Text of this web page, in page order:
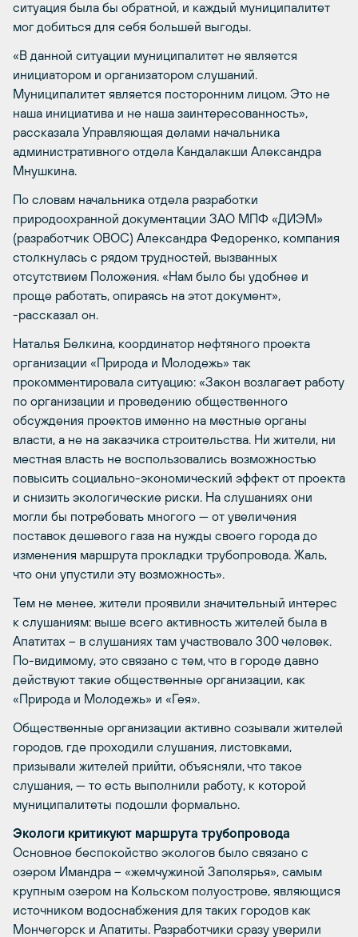
ситуация была бы обратной, и каждый муниципалитет
мог добиться для себя большей выгоды.
«В данной ситуации муниципалитет не является
инициатором и организатором слушаний.
Муниципалитет является посторонним лицом. Это не
наша инициатива и не наша заинтересованность»,
рассказала Управляющая делами начальника
административного отдела Кандалакши Александра
Мнушкина.
По словам начальника отдела разработки
природоохранной документации ЗАО МПФ «ДИЭМ»
(разработчик ОВОС) Александра Федоренко, компания
столкнулась с рядом трудностей, вызванных
отсутствием Положения. «Нам было бы удобнее и
проще работать, опираясь на этот документ»,
-рассказал он.
Наталья Белкина, координатор нефтяного проекта
организации «Природа и Молодежь» так
прокомментировала ситуацию: «Закон возлагает работу
по организации и проведению общественного
обсуждения проектов именно на местные органы
власти, а не на заказчика строительства. Ни жители, ни
местная власть не воспользовались возможностью
повысить социально-экономический эффект от проекта
и снизить экологические риски. На слушаниях они
могли бы потребовать многого — от увеличения
поставок дешевого газа на нужды своего города до
изменения маршрута прокладки трубопровода. Жаль,
что они упустили эту возможность».
Тем не менее, жители проявили значительный интерес
к слушаниям: выше всего активность жителей была в
Апатитах – в слушаниях там участвовало 300 человек.
По-видимому, это связано с тем, что в городе давно
действуют такие общественные организации, как
«Природа и Молодежь» и «Гея».
Общественные организации активно созывали жителей
городов, где проходили слушания, листовками,
призывали жителей прийти, объясняли, что такое
слушания, — то есть выполнили работу, к которой
муниципалитеты подошли формально.
Экологи критикуют маршрута трубопровода
Основное беспокойство экологов было связано с
озером Имандра – «жемчужиной Заполярья», самым
крупным озером на Кольском полуострове, являющися
источником водоснабжения для таких городов как
Мончегорск и Апатиты. Разработчики сразу уверили